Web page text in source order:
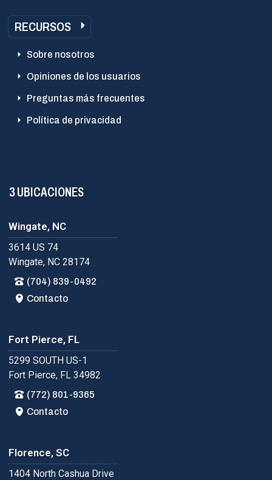
RECURSOS
Sobre nosotros
Opiniones de los usuarios
Preguntas más frecuentes
Política de privacidad
3 UBICACIONES
Wingate, NC
3614 US 74
Wingate, NC 28174
(704) 839-0492
Contacto
Fort Pierce, FL
5299 SOUTH US-1
Fort Pierce, FL 34982
(772) 801-9365
Contacto
Florence, SC
1404 North Cashua Drive